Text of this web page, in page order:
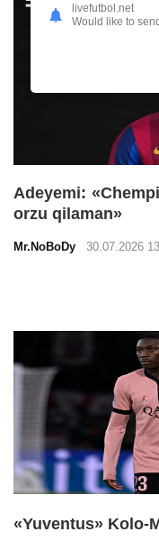
Adeyemi:
orzu qilaman»
Mr.NoBoDy 30.07.2026
«Yuventus» Kolo-
livefutbol.net
Would like to